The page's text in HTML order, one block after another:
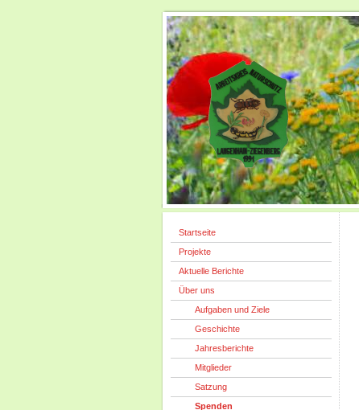
Startseite
Projekte
Aktuelle Berichte
Über uns
Aufgaben und Ziele
Geschichte
Jahresberichte
Mitglieder
Satzung
Spenden